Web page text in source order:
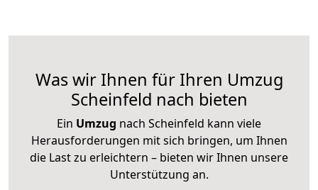
Was wir Ihnen für Ihren Umzug
Scheinfeld nach bieten
Ein Umzug nach Scheinfeld kann viele
Herausforderungen mit sich bringen, um Ihnen
die Last zu erleichtern – bieten wir Ihnen unsere
Unterstützung an.